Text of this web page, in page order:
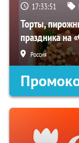
17:33:50
Торты,
праздника на
Россия